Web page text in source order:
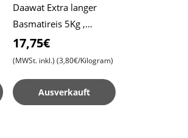
Daawat Extra langer
Basmatireis 5Kg ,
Daawat Reis , Pulao-Reis
, Biryani-Reis
17,75€
(MWSt. inkl.) (3,80€/Kilogram)
Ausverkauft